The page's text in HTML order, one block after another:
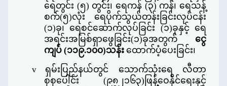
ရေတွင်း (၅) တွင်း၊ ရေကန် (၃) ကန်၊ ရေသန့်
စက်(၅)လုံး ရေပိုက်သွယ်တန်းခြင်းလုပ်ငန်း
(၁)ခု၊ ရေစင်ဆောက်လုပ်ခြင်း (၁)ခုနှင့် ရေ
အရင်းအမြစ်ရှာဖွေခြင်း(၁)ခုအတွက် ငွေ
ကျပ် (၁၁၉.၁၀၀)သန်း ထောက်ပံ့ပေးခြင်း၊
v
ရှမ်းပြည်နယ်တွင် သောက်သုံးရေ လီတာ
စုစုပေါင်း (၉၈၂၁၆၃) ဖြန့်ဝေနိုင်ရေးနှင့်